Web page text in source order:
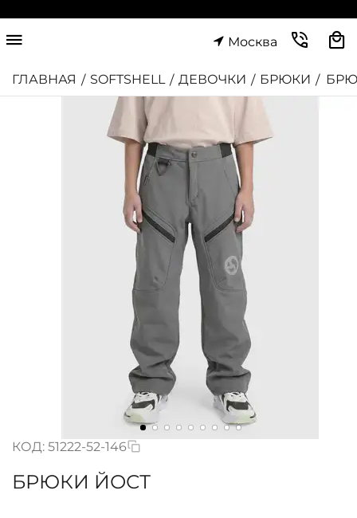
Москва
ГЛАВНАЯ / SOFTSHELL / ДЕВОЧКИ / БРЮКИ /
КОД: 51222-52-146
БРЮКИ ЙОСТ